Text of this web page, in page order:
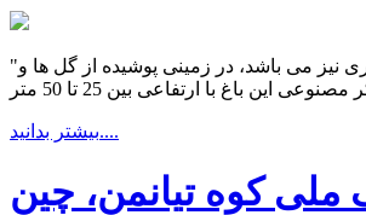
"باغ های خلیج" (گاردنز بای دِ بِی) پارکی بزرگ، رنگارنگ و مدرن است که در ناحیه خلیج کشور سنگاپور واقع شده است. این مکان توریستی که برنده جوایز بسیاری نیز می باشد، در زمینی پوشیده از گل ها و
بیشتر بدانید....
ملی کوه تیانمن، چین